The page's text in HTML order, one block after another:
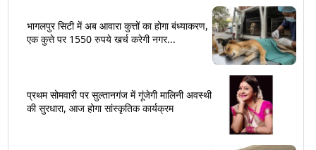
भागलपुर सिटी में अब आवारा कुत्तों का होगा बंध्याकरण,
एक कुत्ते पर 1550 रुपये खर्च करेगी नगर...
प्रथम सोमवारी पर सुल्तानगंज में गूंजेगी मालिनी अवस्थी
की सुरधारा, आज होगा सांस्कृतिक कार्यक्रम